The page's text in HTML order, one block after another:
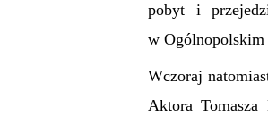
pobyt i
w Ogólnopolskim
Wczoraj
Aktora